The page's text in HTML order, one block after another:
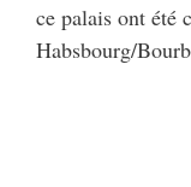
ce palais ont été
Habsbourg/